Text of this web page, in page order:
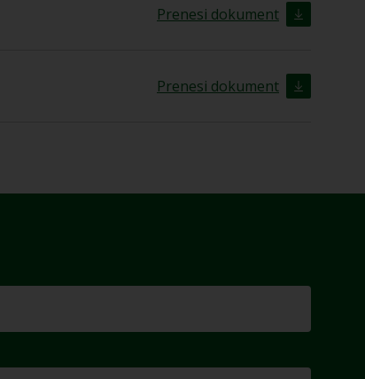
Prenesi dokument
Prenesi dokument